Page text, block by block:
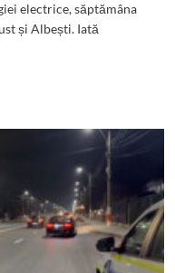
electrice, săptămâna
și Albești. Iată